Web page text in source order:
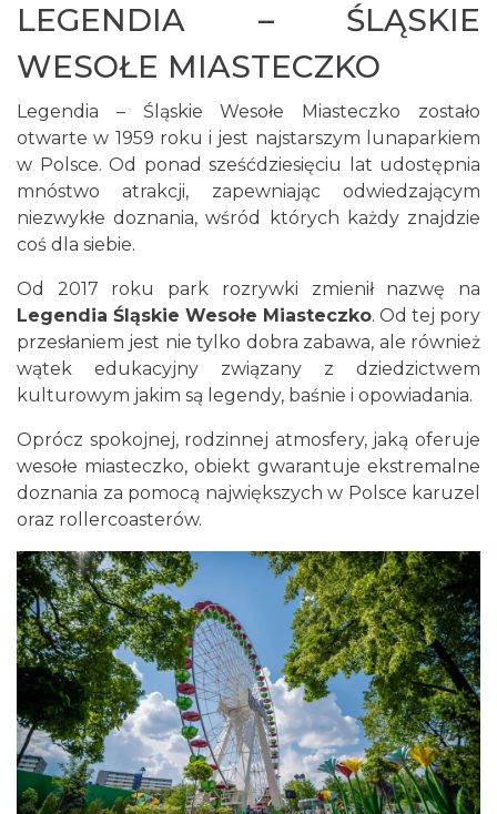
LEGENDIA – ŚLĄSKIE
WESOŁE MIASTECZKO
Legendia – Śląskie Wesołe Miasteczko zostało
otwarte w 1959 roku i jest najstarszym lunaparkiem
w Polsce. Od ponad sześćdziesięciu lat udostępnia
mnóstwo atrakcji, zapewniając odwiedzającym
niezwykłe doznania, wśród których każdy znajdzie
coś dla siebie.
Od 2017 roku park rozrywki zmienił nazwę na
Legendia Śląskie Wesołe Miasteczko. Od tej pory
przesłaniem jest nie tylko dobra zabawa, ale również
wątek edukacyjny związany z dziedzictwem
kulturowym jakim są legendy, baśnie i opowiadania.
Oprócz spokojnej, rodzinnej atmosfery, jaką oferuje
wesołe miasteczko, obiekt gwarantuje ekstremalne
doznania za pomocą największych w Polsce karuzel
oraz rollercoasterów.